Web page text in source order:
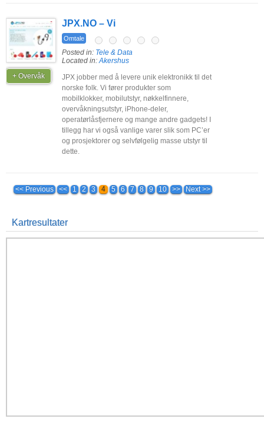
+ Overvåk
JPX.NO – Vi
Omtale
Posted in: Tele & Data
Located in:Akershus
JPX jobber med å levere unik elektronikk til det
norske folk. Vi fører produkter som
mobilklokker, mobilutstyr, nøkkelfinnere,
overvåkningsutstyr, iPhone-deler,
operatørlåsfjernere og mange andre gadgets! I
tillegg har vi også vanlige varer slik som PC’er
og prosjektorer og selvfølgelig masse utstyr til
dette.
<< Previous << 1 2 3 4 5 6 7 8 9 10 >> Next >>
Kartresultater